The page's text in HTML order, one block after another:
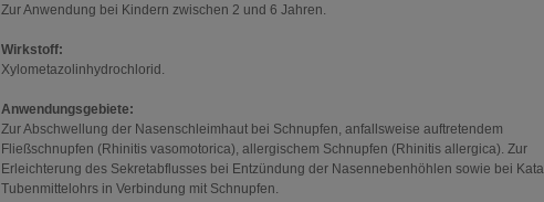
Zur Anwendung bei Kindern zwischen 2 und 6 Jahren.
Wirkstoff:
Xylometazolinhydrochlorid.
Anwendungsgebiete:
Zur Abschwellung der Nasenschleimhaut bei Schnupfen, anfallsweise auftretendem
Fließschnupfen (Rhinitis vasomotorica), allergischem Schnupfen (Rhinitis allergica). Zur
Erleichterung des Sekretabflusses bei Entzündung der Nasennebenhöhlen sowie bei
Tubenmittelohrs in Verbindung mit Schnupfen.